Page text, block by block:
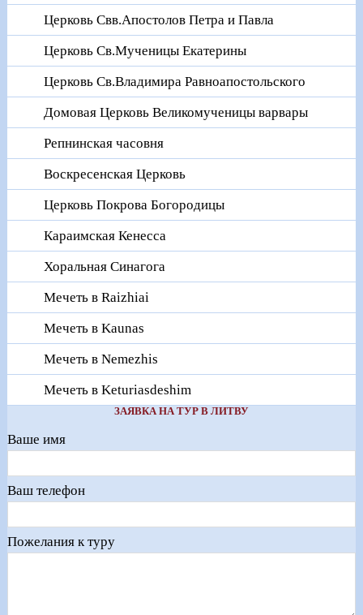
Церковь Свв.Апостолов Петра и Павла
Церковь Св.Мученицы Екатерины
Церковь Св.Владимира Равноапостольского
Домовая Церковь Великомученицы варвары
Репнинская часовня
Воскресенская Церковь
Церковь Покрова Богородицы
Караимская Кенесса
Хоральная Синагога
Мечеть в Raizhiai
Мечеть в Kaunas
Мечеть в Nemezhis
Мечеть в Keturiasdeshim
ЗАЯВКА НА ТУР В ЛИТВУ
Ваше имя
Ваш телефон
Пожелания к туру